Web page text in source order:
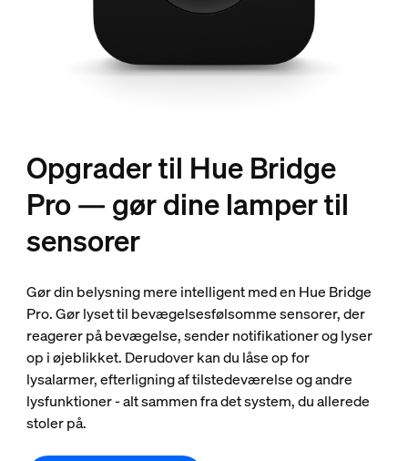
Opgrader til Hue Bridge
Pro — gør dine lamper til
sensorer
Gør din belysning mere intelligent med en Hue Bridge
Pro. Gør lyset til bevægelsesfølsomme sensorer, der
reagerer på bevægelse, sender notifikationer og lyser
op i øjeblikket. Derudover kan du låse op for
lysalarmer, efterligning af tilstedeværelse og andre
lysfunktioner - alt sammen fra det system, du allerede
stoler på.